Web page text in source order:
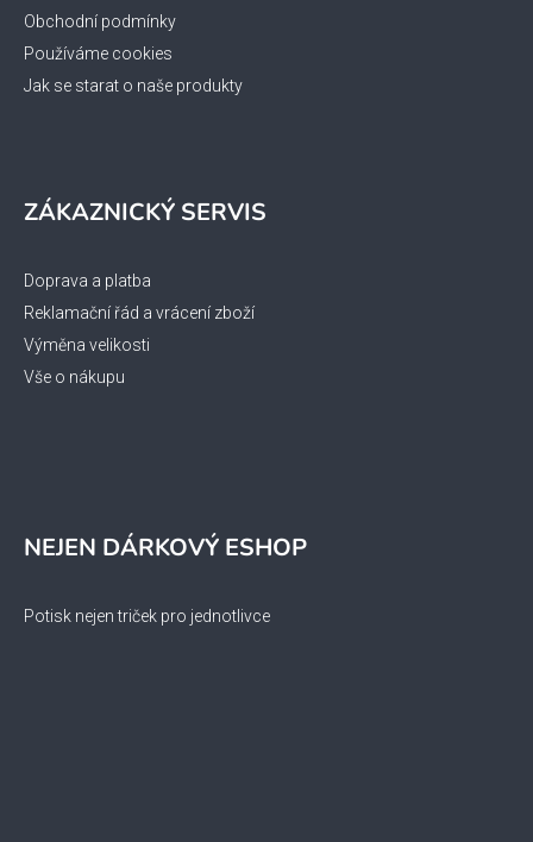
Obchodní podmínky
Používáme cookies
Jak se starat o naše produkty
ZÁKAZNICKÝ SERVIS
Doprava a platba
Reklamační řád a vrácení zboží
Výměna velikosti
Vše o nákupu
NEJEN DÁRKOVÝ ESHOP
Potisk nejen triček pro jednotlivce